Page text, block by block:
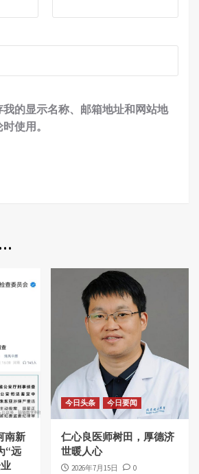
的显示名称、邮箱地址和网站地
使用。
南新
“远
今日头条 今日要闻
仁心良医师树田，厚德济
世暖人心
2026年7月15日 0